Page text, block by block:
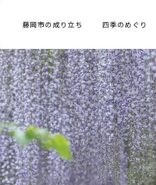
藤岡市の成り立ち 四季のめぐり